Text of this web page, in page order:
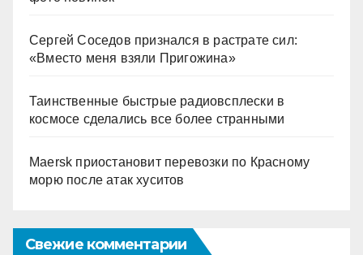
Сергей Соседов признался в растрате сил:
«Вместо меня взяли Пригожина»
Таинственные быстрые радиовсплески в
космосе сделались все более странными
Maersk приостановит перевозки по Красному
морю после атак хуситов
Свежие комментарии